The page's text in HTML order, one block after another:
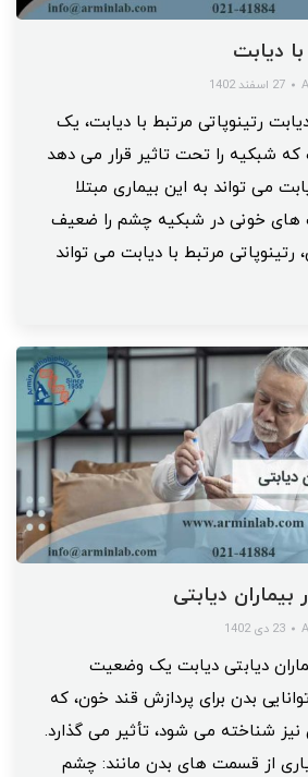
دیابت
27 اسفند 1402
رتینوپاتی مرتبط با دیابت، یک
شبکیه را تحت تاثیر قرار می دهد
می تواند به این بیماری مبتلا
های خونی در شبکیه چشم را ضعیف
مرتبط با دیابت می تواند
دیابتی
23 دی 1402
دیابتی دیابت یک وضعیت
بدن برای پردازش قند خون، که
نیز شناخته می شود، تأثیر می گذارد.
از قسمت های بدن مانند: چشم